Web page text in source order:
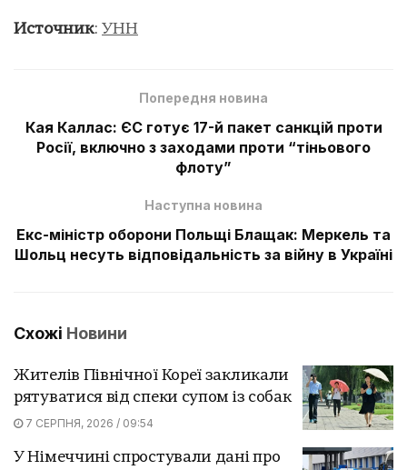
Источник: УНН
Попередня новина
Кая Каллас: ЄС готує 17-й пакет санкцій проти
Росії, включно з заходами проти “тіньового
флоту”
Наступна новина
Екс-міністр оборони Польщі Блащак: Меркель та
Шольц несуть відповідальність за війну в Україні
Схожі Новини
Жителів Північної Кореї закликали
рятуватися від спеки супом із собак
7 СЕРПНЯ, 2026 / 09:54
У Німеччині спростували дані про